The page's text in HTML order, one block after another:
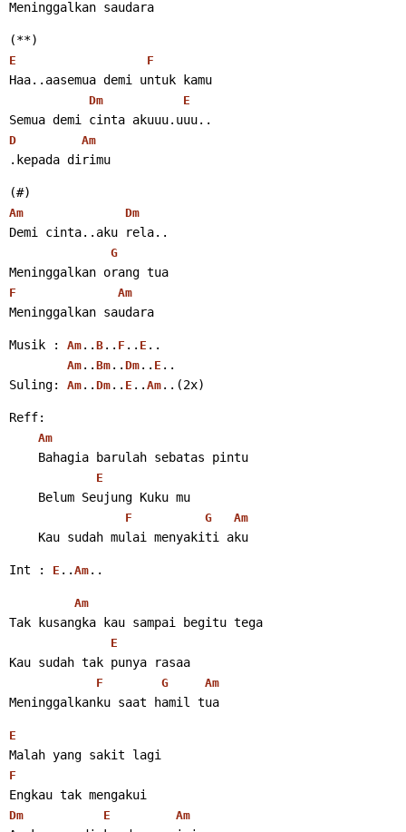
Meninggalkan saudara
(**)
E F
Haa..aasemua demi untuk kamu
Dm E
Semua demi cinta akuuu.uuu..
D Am
.kepada dirimu
(#)
Am Dm
Demi cinta..aku rela..
G
Meninggalkan orang tua
F Am
Meninggalkan saudara
Musik : Am .. B .. F .. E ..
Am .. Bm .. Dm .. E ..
Suling: Am .. Dm .. E .. Am ..(2x)
Reff:
Am
Bahagia barulah sebatas pintu
E
Belum Seujung Kuku mu
F G Am
Kau sudah mulai menyakiti aku
Int : E .. Am ..
Am
Tak kusangka kau sampai begitu tega
E
Kau sudah tak punya rasaa
F G Am
Meninggalkanku saat hamil tua
E
Malah yang sakit lagi
F
Engkau tak mengakui
Dm E Am